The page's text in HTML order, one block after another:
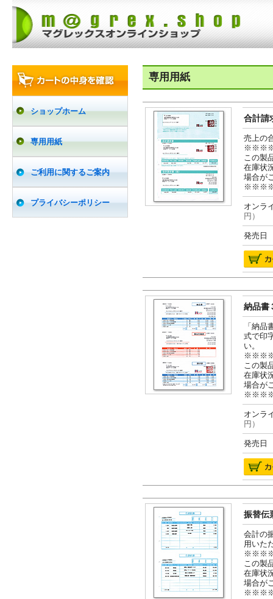
ショップホーム
専用用紙
ご利用に関するご案内
プライバシーポリシー
専用用紙
合計請
売上の
この製
在庫状
場合が
オン
円）
発売日
納品書
「納
式で印
い。
この製
在庫状
場合が
オン
円）
発売日
振替伝
会計の
用いた
この製
在庫状
場合が